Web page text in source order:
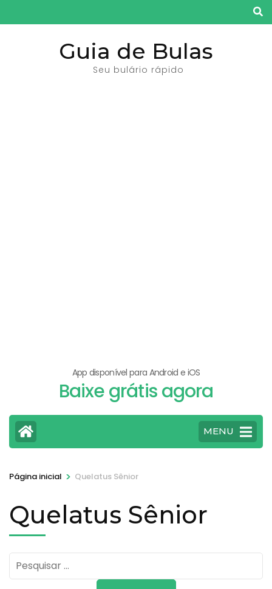
para
Guia de Bulas
Seu bulário rápido
App disponível para Android e iOS
Baixe grátis agora
MENU
Página inicial > Quelatus Sênior
Quelatus Sênior
Pesquisar
por: